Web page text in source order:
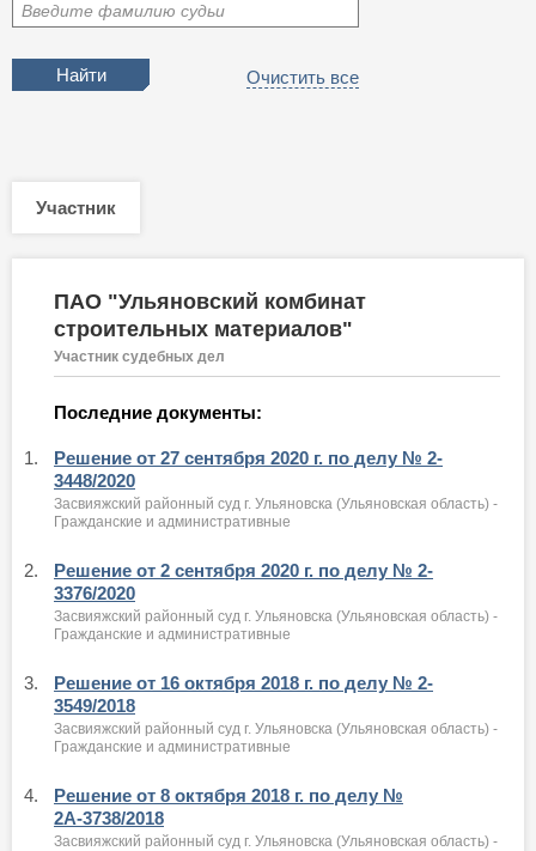
Введите фамилию судьи
Очистить все
Участник
ПАО "Ульяновский комбинат
строительных материалов"
Участник судебных дел
Последние документы:
1.
Решение от 27 сентября 2020 г. по делу № 2-
3448/2020
Засвияжский районный суд г. Ульяновска (Ульяновская область) -
Гражданские и административные
2.
Решение от 2 сентября 2020 г. по делу № 2-
3376/2020
Засвияжский районный суд г. Ульяновска (Ульяновская область) -
Гражданские и административные
3.
Решение от 16 октября 2018 г. по делу № 2-
3549/2018
Засвияжский районный суд г. Ульяновска (Ульяновская область) -
Гражданские и административные
4.
Решение от 8 октября 2018 г. по делу №
2А-3738/2018
Засвияжский районный суд г. Ульяновска (Ульяновская область) -